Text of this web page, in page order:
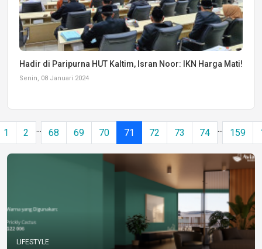
Hadir di Paripurna HUT Kaltim, Isran Noor: IKN Harga Mati!
Senin, 08 Januari 2024
1 2 ... 68 69 70 71 72 73 74 ... 159
LIFESTYLE